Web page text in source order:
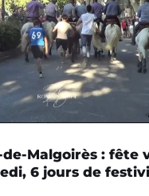
de-Malgoirès : fête
6 jours de